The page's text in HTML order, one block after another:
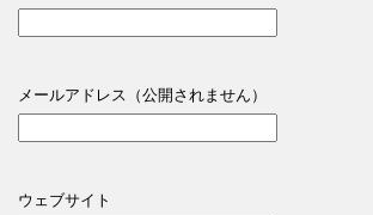
メールアドレス（公開されません）
ウェブサイト